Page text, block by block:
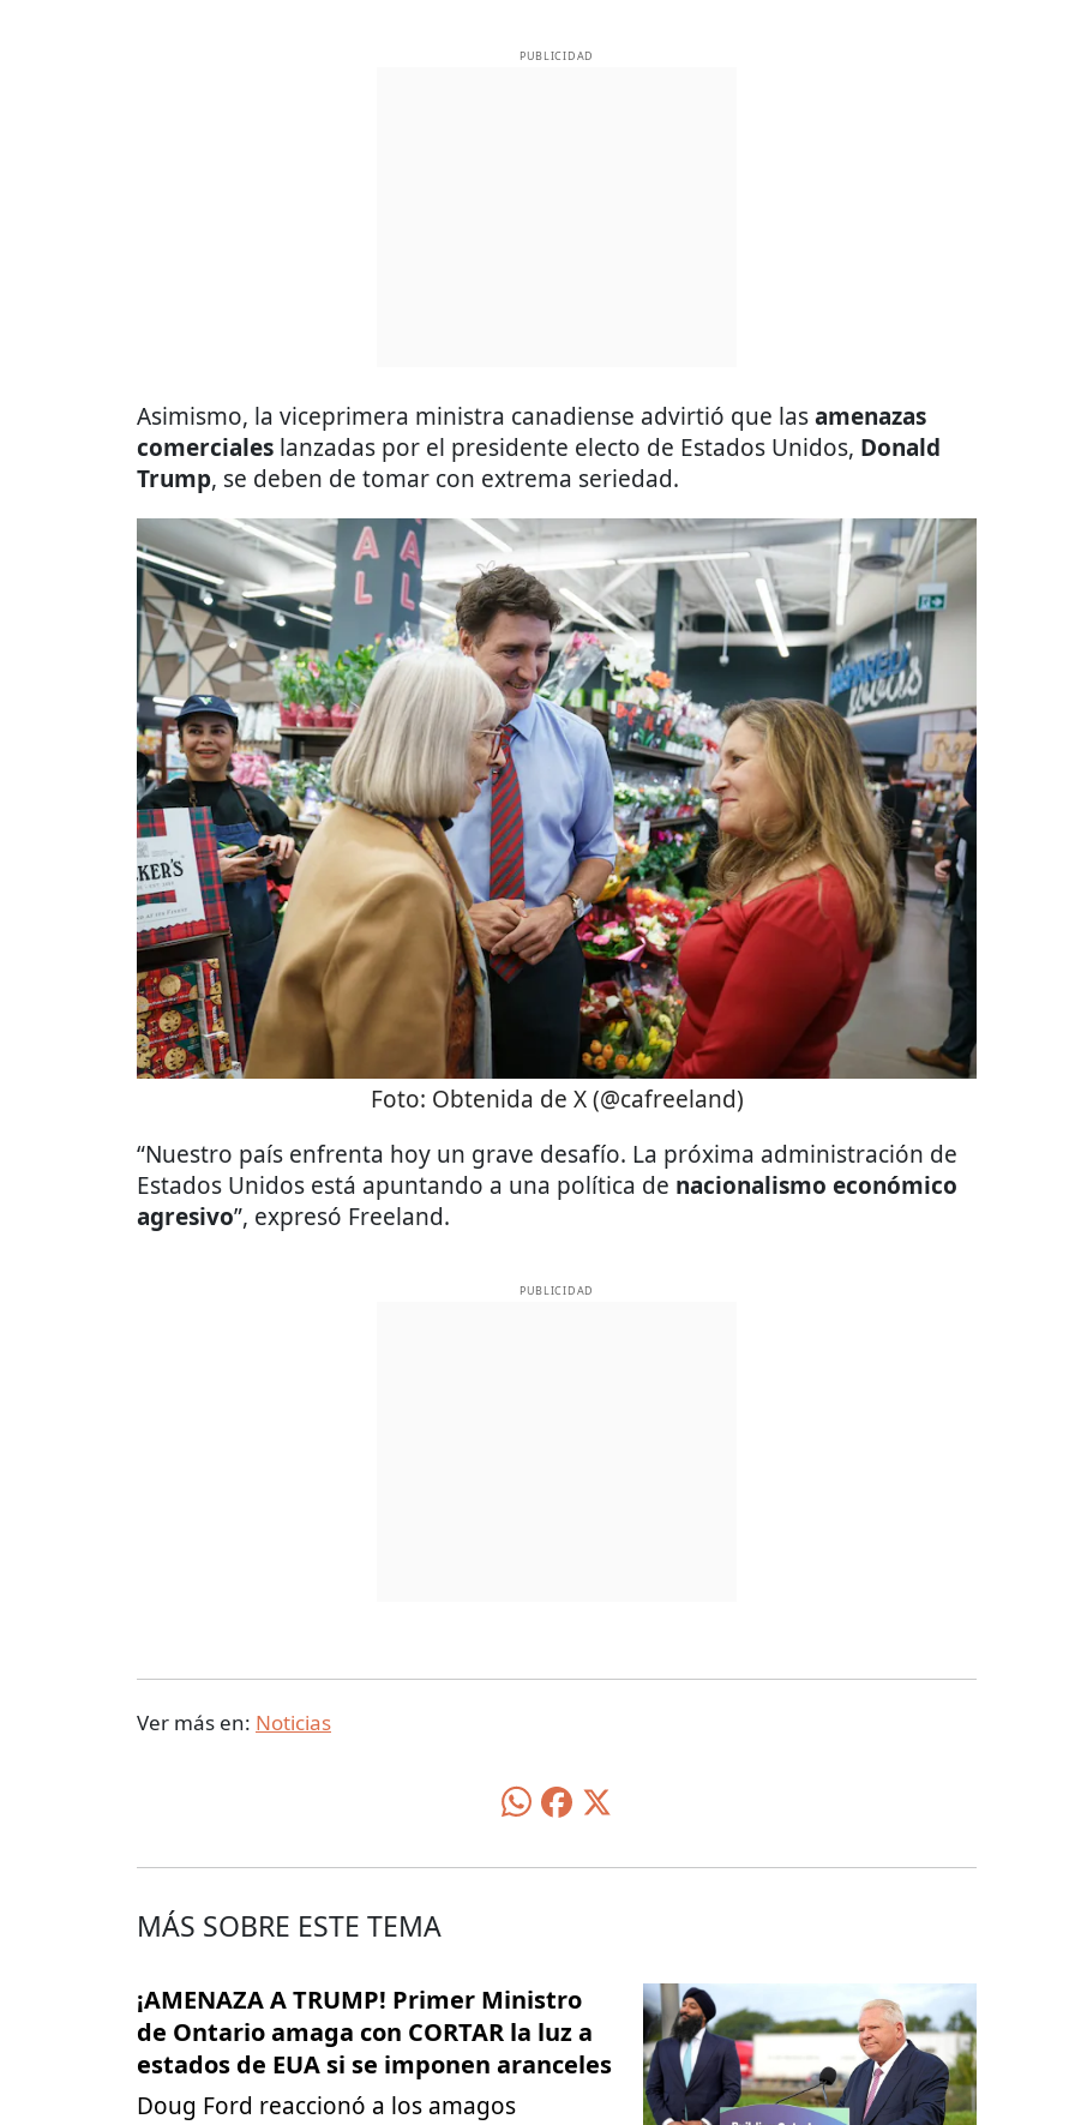
PUBLICIDAD
Asimismo, la viceprimera ministra canadiense advirtió que lasamenazas
comerciales lanzadas por el presidente electo de Estados Unidos, Donald
Trump, se deben de tomar con extrema seriedad.
Foto: Obtenida de X (@cafreeland)
“Nuestro país enfrenta hoy un grave desafío. La próxima administración de
Estados Unidos está apuntando a una política de nacionalismo económico
agresivo”, expresó Freeland.
PUBLICIDAD
Ver más en: Noticias
MÁS SOBRE ESTE TEMA
¡AMENAZA A TRUMP! Primer Ministro
de Ontario amaga con CORTAR la luz a
estados de EUA si se imponen aranceles
Doug Ford reaccionó a los amagos